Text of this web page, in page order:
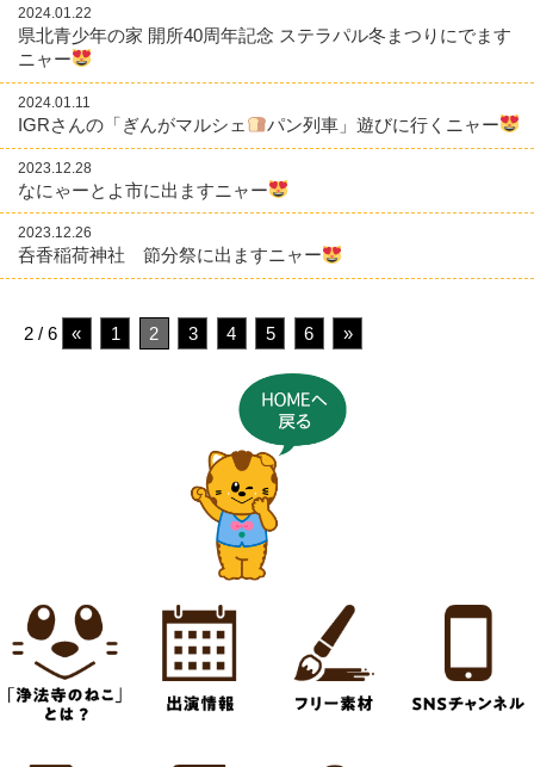
2024.01.22
県北青少年の家 開所40周年記念 ステラパル冬まつりにでます
ニャー
2024.01.11
IGRさんの「ぎんがマルシェ パン列車」遊びに行くニャー
2023.12.28
なにゃーとよ市に出ますニャー
2023.12.26
呑香稲荷神社 節分祭に出ますニャー
2 / 6 « 1 2 3 4 5 6 »